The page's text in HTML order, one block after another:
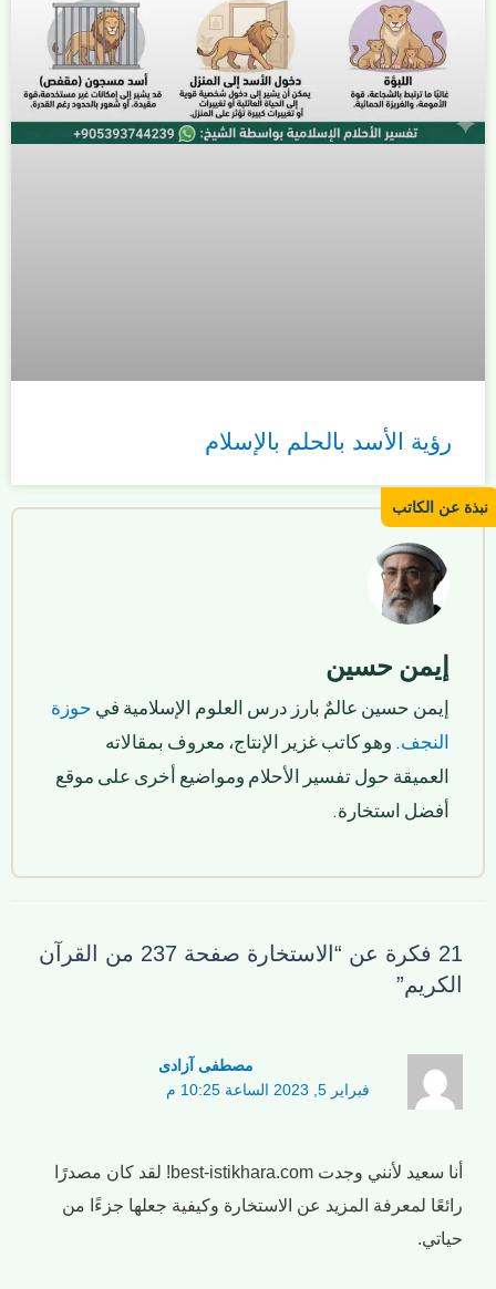
رؤية الأسد بالحلم بالإسلام
إيمن حسين
إيمن حسين عالمٌ بارز درس العلوم الإسلامية في حوزة
النجف. وهو كاتب غزير الإنتاج، معروف بمقالاته
العميقة حول تفسير الأحلام ومواضيع أخرى على موقع
أفضل استخارة.
21 فكرة عن “الاستخارة صفحة 237 من القرآن
الكريم”
مصطفی آزادی
فبراير 5, 2023 الساعة 10:25 م
أنا سعيد لأنني وجدت best-istikhara.com! لقد كان مصدرًا
رائعًا لمعرفة المزيد عن الاستخارة وكيفية جعلها جزءًا من
حياتي.